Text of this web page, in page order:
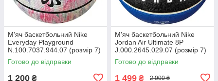
М'яч баскетбольний Nike
Everyday Playground
N.100.7037.944.07 (розмір 7)
Готово до відправки
1 200 ₴
М'яч баскетбольний Nike
Jordan Air Ultimate 8P
J.000.2645.029.07 (розмір 7)
Готово до відправки
1 499 ₴ 2 000 ₴